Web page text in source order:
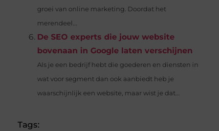
groei van online marketing. Doordat het
merendeel...
De SEO experts die jouw website
bovenaan in Google laten verschijnen
Als je een bedrijf hebt die goederen en diensten in
wat voor segment dan ook aanbiedt heb je
waarschijnlijk een website, maar wist je dat...
Tags: